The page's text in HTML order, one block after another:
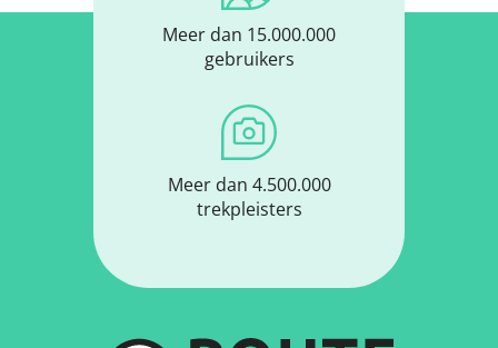
Meer dan 15.000.000
gebruikers
Meer dan 4.500.000
trekpleisters